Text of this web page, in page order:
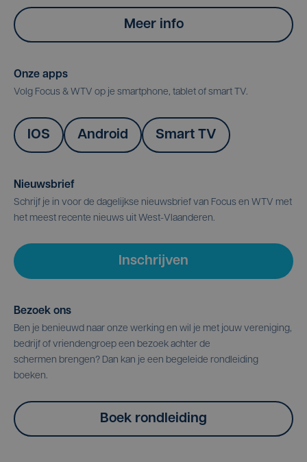
Meer info
Onze apps
Volg Focus & WTV op je smartphone, tablet of smart TV.
IOS Android Smart TV
Nieuwsbrief
Schrijf je in voor de dagelijkse nieuwsbrief van Focus en WTV met
het meest recente nieuws uit West-Vlaanderen.
Inschrijven
Bezoek ons
Ben je benieuwd naar onze werking en wil je met jouw vereniging,
bedrijf of vriendengroep een bezoek achter de
schermen brengen? Dan kan je een begeleide rondleiding
boeken.
Boek rondleiding